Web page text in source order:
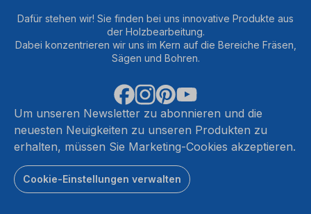
Dafür stehen wir! Sie finden bei uns innovative Produkte aus
der Holzbearbeitung.
Dabei konzentrieren wir uns im Kern auf die Bereiche Fräsen,
Sägen und Bohren.
Um unseren Newsletter zu abonnieren und die
neuesten Neuigkeiten zu unseren Produkten zu
erhalten, müssen Sie Marketing-Cookies akzeptieren.
Cookie-Einstellungen verwalten